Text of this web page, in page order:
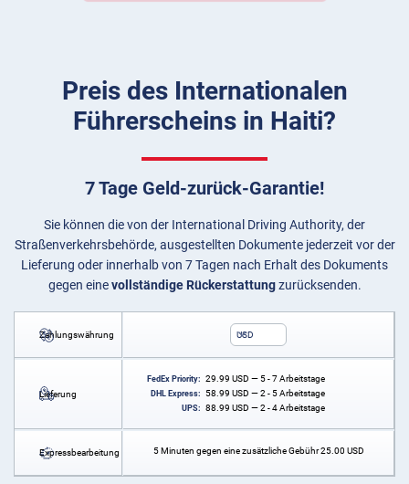
Preis des Internationalen
Führerscheins in Haiti?
7 Tage Geld-zurück-Garantie!
Sie können die von der International Driving Authority, der
Straßenverkehrsbehörde, ausgestellten Dokumente jederzeit vor der
Lieferung oder innerhalb von 7 Tagen nach Erhalt des Dokuments
gegen einevollständige Rückerstattungzurücksenden.
Zahlungswährung USD
Lieferung
FedEx Priority: 29.99 USD — 5 - 7 Arbeitstage
DHL Express: 58.99 USD — 2 - 5 Arbeitstage
UPS: 88.99 USD — 2 - 4 Arbeitstage
Expressbearbeitung 5 Minuten gegen eine zusätzliche Gebühr25.00 USD